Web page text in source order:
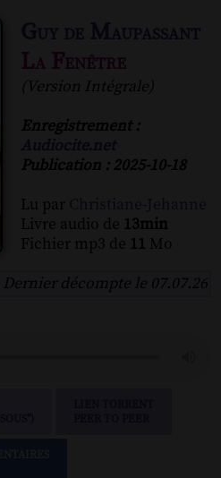
La Fenêtre
(Version Intégrale)
Enregistrement :
Publication : 2025-10-18
Lu par
Livre audio de 13min
Fichier mp3 de 11 Mo
Dernier décompte le 07.07.26